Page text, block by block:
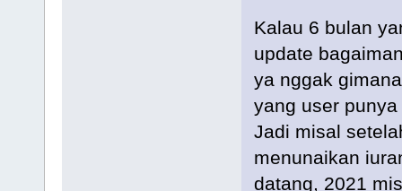
Kalau 6 bulan
update
ya nggak
yang user
Jadi misal
menunaikan
datang, 2021